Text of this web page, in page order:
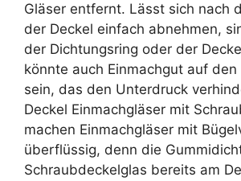
Gläser entfernt. Lässt sich nach
der Deckel einfach abnehmen,
der Dichtungsring oder der
könnte auch Einmachgut auf
sein, das den Unterdruck
Deckel Einmachgläser mit
machen Einmachgläser mit
überflüssig, denn die
Schraubdeckelglas bereits am